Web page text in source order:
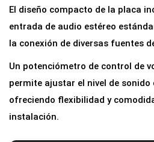
i
o
E
s
t
El diseño compacto de la placa
entrada de audio estéreo
la conexión de diversas fuentes
Un potenciómetro de control de
permite ajustar el nivel de
ofreciendo flexibilidad y
instalación.